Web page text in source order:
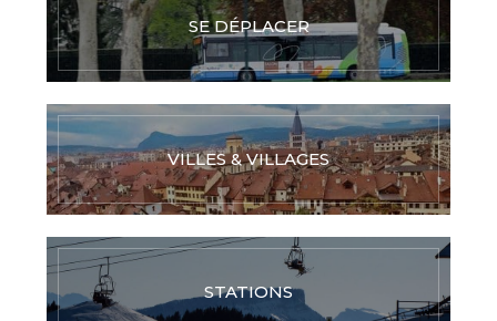
SE DÉPLACER
VILLES & VILLAGES
STATIONS